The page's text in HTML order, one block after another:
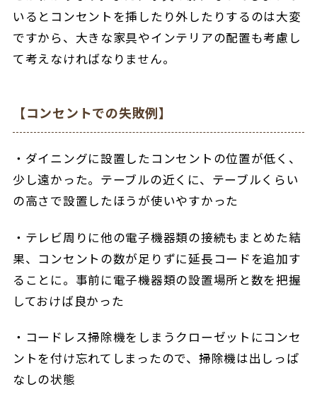
いるとコンセントを挿したり外したりするのは大変
ですから、大きな家具やインテリアの配置も考慮し
て考えなければなりません。
【コンセントでの失敗例】
・ダイニングに設置したコンセントの位置が低く、
少し遠かった。テーブルの近くに、テーブルくらい
の高さで設置したほうが使いやすかった
・テレビ周りに他の電子機器類の接続もまとめた結
果、コンセントの数が足りずに延長コードを追加す
ることに。事前に電子機器類の設置場所と数を把握
しておけば良かった
・コードレス掃除機をしまうクローゼットにコンセ
ントを付け忘れてしまったので、掃除機は出しっぱ
なしの状態